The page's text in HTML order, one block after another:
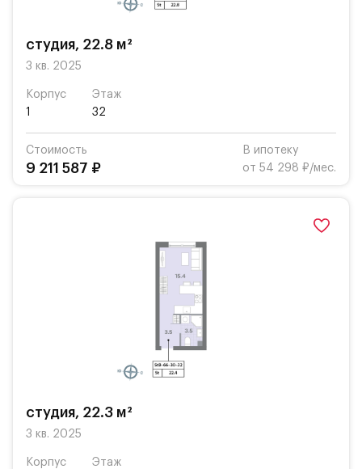
студия, 22.8 м²
3 кв. 2025
Корпус
1
Этаж
32
Стоимость
9 211 587 ₽
В ипотеку
от 54 298 ₽/мес.
студия, 22.3 м²
3 кв. 2025
Корпус
Этаж